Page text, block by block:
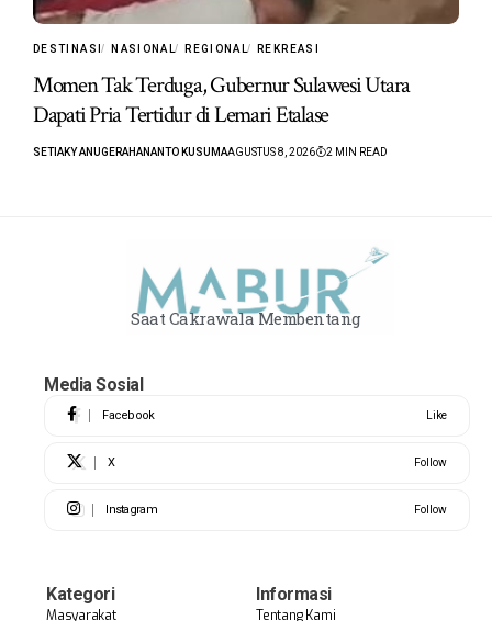
DESTINASI NASIONAL REGIONAL REKREASI
Momen Tak Terduga, Gubernur Sulawesi Utara
Dapati Pria Tertidur di Lemari Etalase
SETIAKY ANUGERAHANANTO KUSUMAAGUSTUS 8, 2026 2 MIN READ
Saat Cakrawala Membentang
Media Sosial
Facebook Like
X Follow
Instagram Follow
Kategori
Masyarakat
Informasi
Tentang Kami